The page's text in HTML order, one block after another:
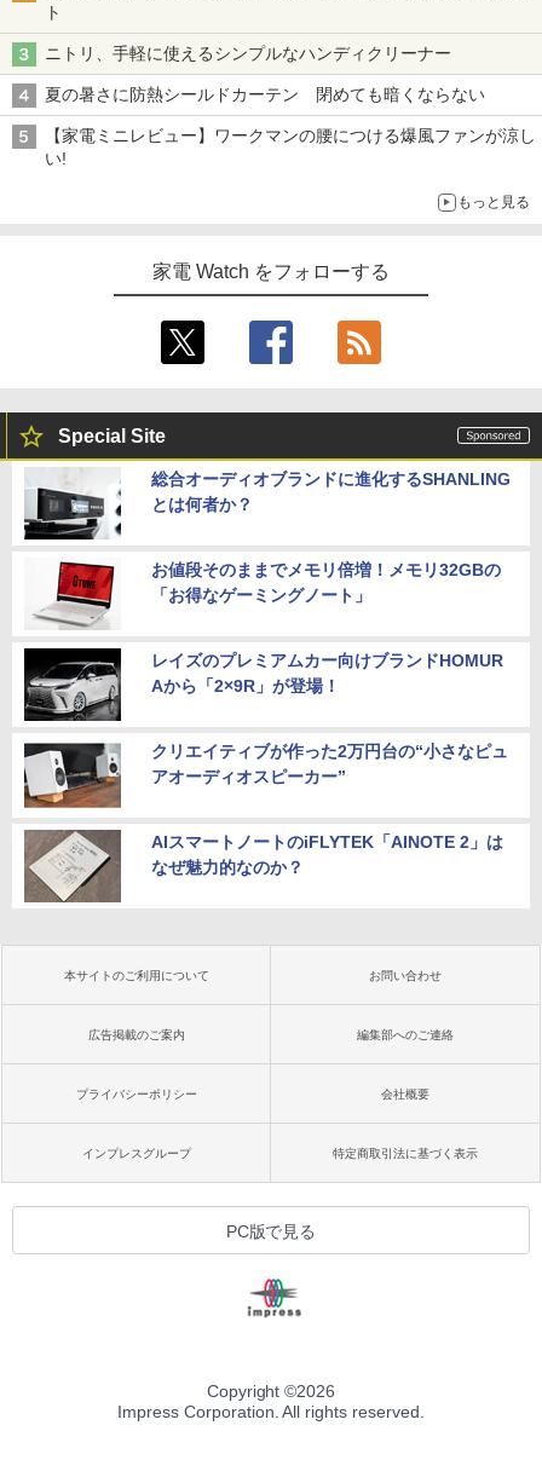
ト
ニトリ、手軽に使えるシンプルなハンディクリーナー
夏の暑さに防熱シールドカーテン 閉めても暗くならない
【家電ミニレビュー】ワークマンの腰につける爆風ファンが涼し
い!
もっと見る
家電 Watch をフォローする
Special Site
総合オーディオブランドに進化するSHANLING
とは何者か？
お値段そのままでメモリ倍増！メモリ32GBの
「お得なゲーミングノート」
レイズのプレミアムカー向けブランドHOMUR
Aから「2×9R」が登場！
クリエイティブが作った2万円台の“小さなピュ
アオーディオスピーカー”
AIスマートノートのiFLYTEK「AINOTE 2」は
なぜ魅力的なのか？
本サイトのご利用について お問い合わせ
広告掲載のご案内 編集部へのご連絡
プライバシーポリシー 会社概要
インプレスグループ 特定商取引法に基づく表示
PC版で見る
Copyright ©2026
Impress Corporation. All rights reserved.